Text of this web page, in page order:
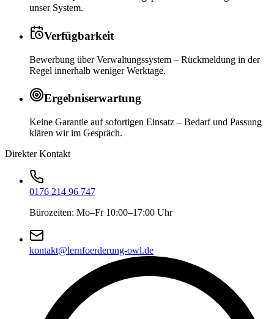
unser System.
Verfügbarkeit
Bewerbung über Verwaltungssystem – Rückmeldung in der
Regel innerhalb weniger Werktage.
Ergebniserwartung
Keine Garantie auf sofortigen Einsatz – Bedarf und Passung
klären wir im Gespräch.
Direkter Kontakt
0176 214 96 747
Bürozeiten: Mo–Fr 10:00–17:00 Uhr
kontakt@lernfoerderung-owl.de